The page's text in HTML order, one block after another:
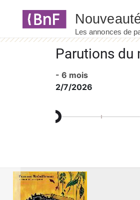
Parutions du
- 6 mois
2/7/2026